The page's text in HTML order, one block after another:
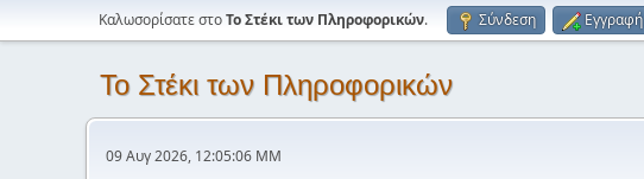
Καλωσορίσατε στοΤο Στέκι των Πληροφορικών. Σύνδεση Εγγραφή
Το Στέκι των Πληροφορικών
09 Αυγ 2026, 12:05:06 ΜΜ